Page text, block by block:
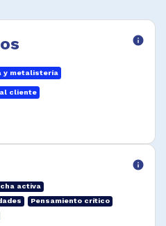
afines.
info
y metalistería
cliente
info
activa
Pensamiento crítico